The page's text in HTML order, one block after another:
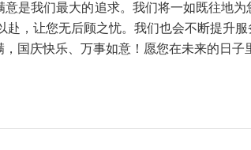
是我们最大的追求。我们将一如既往地
，让您无后顾之忧。我们也会不断提升
国庆快乐、万事如意！愿您在未来的日子